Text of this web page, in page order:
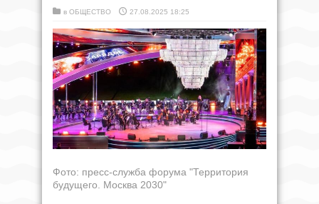
в ОБЩЕСТВО 27.08.2025 18:25
Фото: пресс-служба форума "Территория
будущего. Москва 2030"